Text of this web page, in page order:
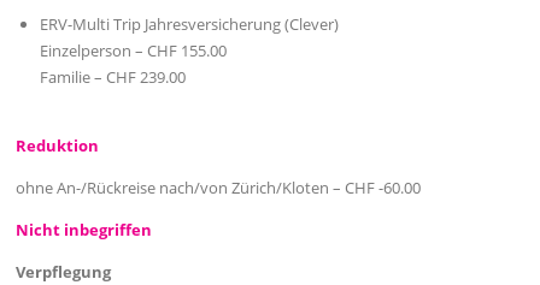
ERV-Multi Trip Jahresversicherung (Clever)
Einzelperson – CHF 155.00
Familie – CHF 239.00
Reduktion
ohne An-/Rückreise nach/von Zürich/Kloten – CHF -60.00
Nicht inbegriffen
Verpflegung